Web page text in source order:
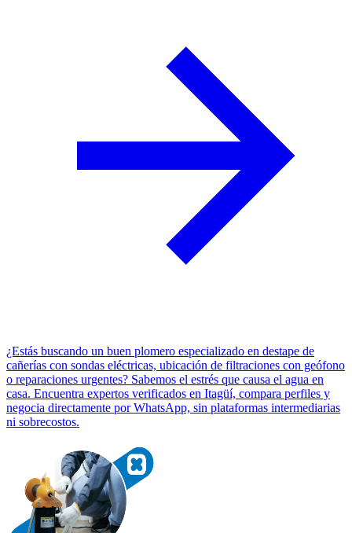
¿Estás buscando un buen plomero especializado en destape de
cañerías con sondas eléctricas, ubicación de filtraciones con geófono
o reparaciones urgentes? Sabemos el estrés que causa el agua en
casa. Encuentra expertos verificados en Itagüí, compara perfiles y
negocia directamente por WhatsApp, sin plataformas intermediarias
ni sobrecostos.